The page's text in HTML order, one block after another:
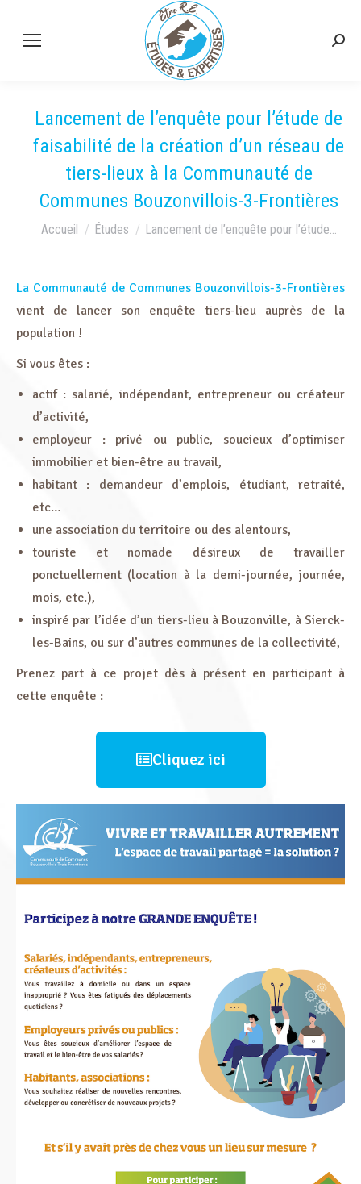
Lancement de l’enquête pour l’étude de
faisabilité de la création d’un réseau de
tiers-lieux à la Communauté de
Communes Bouzonvillois-3-Frontières
Vous êtes ici :
Accueil Études Lancement de l’enquête pour l’étude…
La Communauté de Communes Bouzonvillois-3-Frontières
vient de lancer son enquête tiers-lieu auprès de la
population !
Si vous êtes :
actif : salarié, indépendant, entrepreneur ou créateur
d’activité,
employeur : privé ou public, soucieux d’optimiser
immobilier et bien-être au travail,
habitant : demandeur d’emplois, étudiant, retraité,
etc…
une association du territoire ou des alentours,
touriste et nomade désireux de travailler
ponctuellement (location à la demi-journée, journée,
mois, etc.),
inspiré par l’idée d’un tiers-lieu à Bouzonville, à Sierck-
les-Bains, ou sur d’autres communes de la collectivité,
Prenez part à ce projet dès à présent en participant à
cette enquête :
Cliquez ici